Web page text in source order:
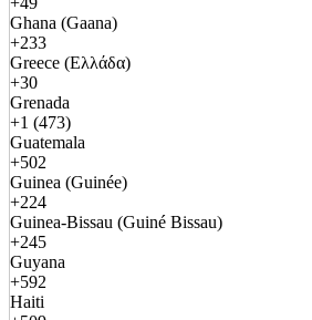
Ghana (Gaana)
+233
Greece (Ελλάδα)
+30
Grenada
+1 (473)
Guatemala
+502
Guinea (Guinée)
+224
Guinea-Bissau (Guiné Bissau)
+245
Guyana
+592
Haiti